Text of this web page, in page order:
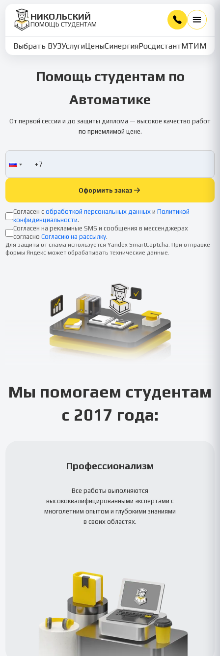
НИКОЛЬСКИЙ
ПОМОЩЬ СТУДЕНТАМ
Выбрать ВУЗУслугиЦеныСинергияРосдистантМТИММУ
Помощь студентам по
Автоматике
От первой сессии и до защиты диплома — высокое качество работ
по приемлимой цене.
Оформить заказ
Согласен с обработкой персональных данных и Политикой
конфиденциальности.
Согласен на рекламные SMS и сообщения в мессенджерах
согласно Согласию на рассылку.
Для защиты от спама используется Yandex SmartCaptcha. При отправке
формы Яндекс может обрабатывать технические данные.
Мы помогаем студентам
с 2017 года:
Профессионализм
Все работы выполняются
высококвалифицированными экспертами с
многолетним опытом и глубокими знаниями
в своих областях.